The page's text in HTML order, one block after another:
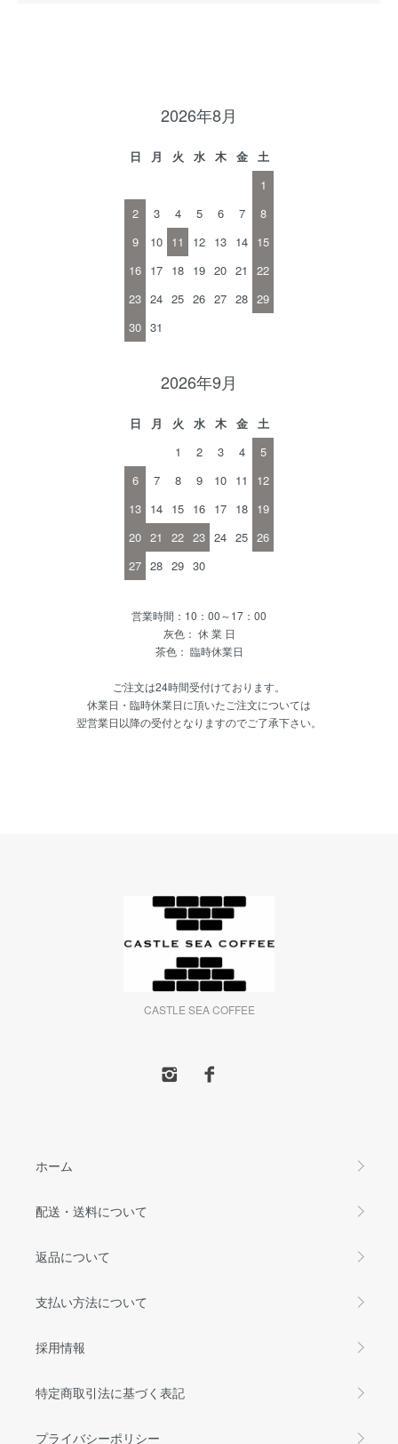
2026年8月
日 月 火 水 木 金
土
1
2
3 4 5 6 7
8
9
10 11 12 13 14 15
16 17 18 19 20 21
22
23 24 25 26 27 28 29
30 31
2026年9月
日 月 火 水 木 金
土
1
2 3 4
5
6
7 8 9 10 11
12
13 14 15 16 17 18 19
20 21 22 23 24 25 26
27 28 29 30
営業時間：10：00～17：00
灰色： 休 業 日
茶色： 臨時休業日
ご注文は24時間受付けております。
休業日・臨時休業日に頂いたご注文については
翌営業日以降の受付となりますのでご了承下さい。
CASTLE SEA COFFEE
ホーム
配送・送料について
返品について
支払い方法について
採用情報
特定商取引法に基づく表記
プライバシーポリシー